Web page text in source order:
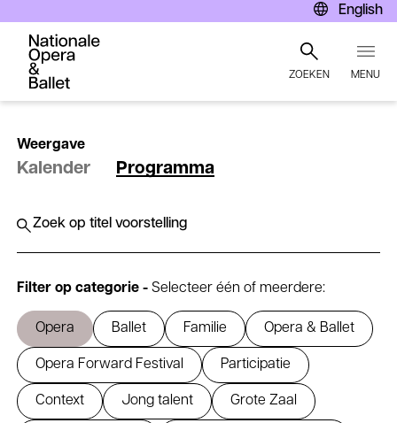
en
naar
de
English
ZOEKEN MENU
Weergave
Kalender Programma
Submit
search
query
Zoeken
Filter op categorie -Selecteer één of meerdere:
Opera Ballet Familie Opera & Ballet
Opera Forward Festival Participatie
Context Jong talent Grote Zaal